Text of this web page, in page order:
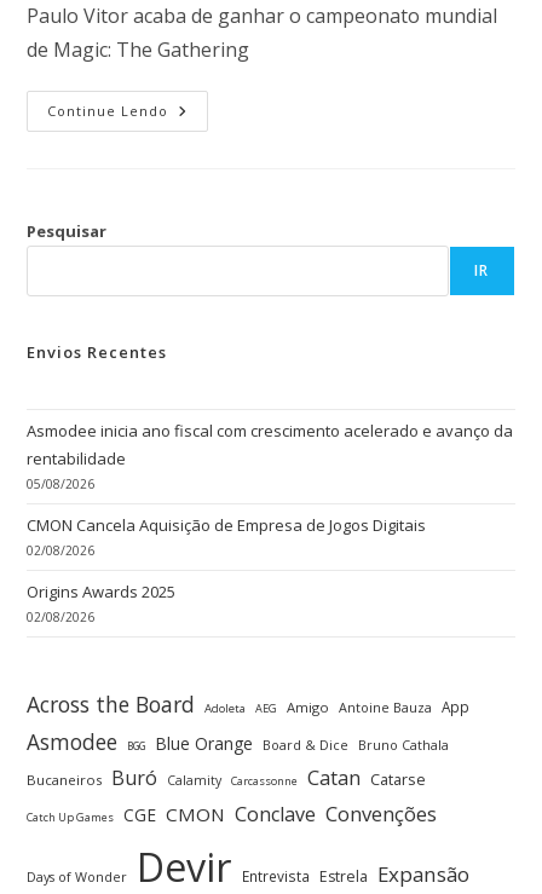
Paulo Vitor acaba de ganhar o campeonato mundial
de Magic: The Gathering
Continue Lendo
Pesquisar
IR
Envios Recentes
Asmodee inicia ano fiscal com crescimento acelerado e avanço da
rentabilidade
05/08/2026
CMON Cancela Aquisição de Empresa de Jogos Digitais
02/08/2026
Origins Awards 2025
02/08/2026
Across the Board Adoleta AEG Amigo Antoine Bauza App
Asmodee BGG Blue Orange Board & Dice
Bruno Cathala
Bucaneiros Buró Calamity Carcassonne Catan Catarse
Catch Up Games CGE CMON Conclave Convenções
Days of Wonder Devir Entrevista Estrela Expansão